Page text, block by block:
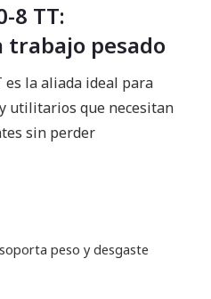
8 TT:
trabajo pesado
es la aliada ideal para
utilitarios que necesitan
sin perder
peso y desgaste